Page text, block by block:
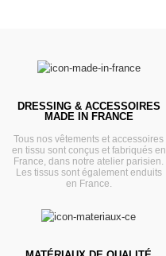
DRESSING & ACCESSOIRES
MADE IN FRANCE
Tous nos vêtements et accessoires
en tissu sont conçus et fabriqués en
France, dans notre atelier parisien.
Les tissus sont également enduits
en France.